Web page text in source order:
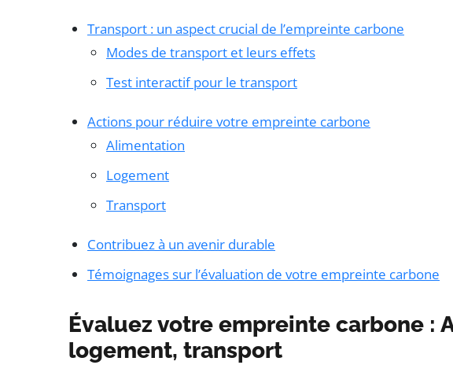
Transport : un aspect crucial de l’empreinte carbone
Modes de transport et leurs effets
Test interactif pour le transport
Actions pour réduire votre empreinte carbone
Alimentation
Logement
Transport
Contribuez à un avenir durable
Témoignages sur l’évaluation de votre empreinte carbone
Évaluez votre empreinte carbone :
logement, transport